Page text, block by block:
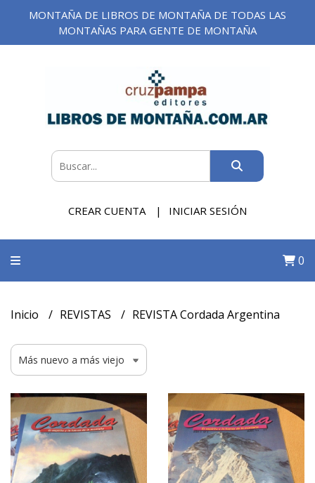
MONTAÑA DE LIBROS DE MONTAÑA DE TODAS LAS
MONTAÑAS PARA GENTE DE MONTAÑA
CREAR CUENTA INICIAR SESIÓN
0
Inicio REVISTAS REVISTA Cordada Argentina